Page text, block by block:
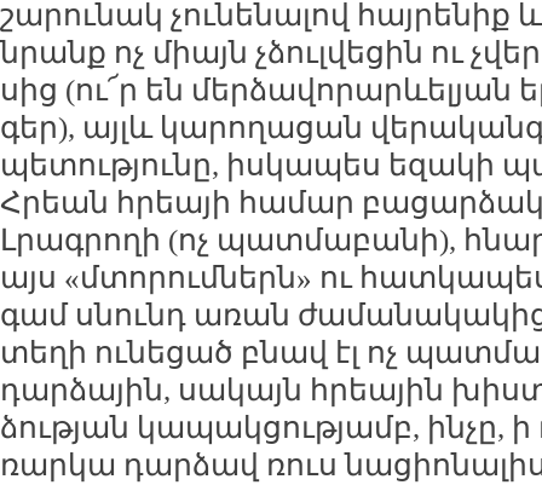
շա­րու­նակ չու­նե­նա­լով հայ­րե­նիք
նրանք ոչ միայն չձուլ­վե­ցին ու
սից (ու՜ր են
գեր), այլև կա­րո­ղա­ցան
պե­տու­թյու­նը, իս­կա­պես ե­զա­կի
Հրեան հրեա­յի հա­մար
Լրագ­րո­ղի (ոչ պատ­մա­բա­նի),
այս «մտո­րում­ներն» ու
գամ սնունդ ա­ռան ժա­մա­նա­կա­կից
տե­ղի ու­նե­ցած բնավ էլ ոչ
դար­ձա­յին, սա­կայն հրեա­յին
ձու­թյան կա­պակ­ցու­թյամբ, ին­չը,
ռար­կա դար­ձավ ռուս